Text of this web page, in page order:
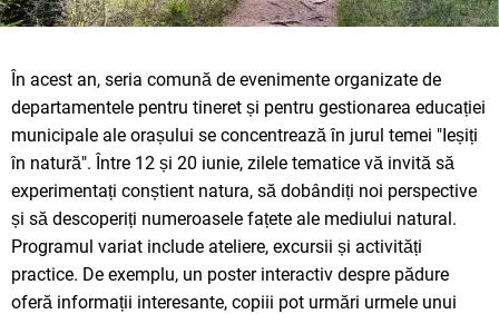
În acest an, seria comună de evenimente organizate de
departamentele pentru tineret și pentru gestionarea educației
municipale ale orașului se concentrează în jurul temei "Ieșiți
în natură". Între 12 și 20 iunie, zilele tematice vă invită să
experimentați conștient natura, să dobândiți noi perspective
și să descoperiți numeroasele fațete ale mediului natural.
Programul variat include ateliere, excursii și activități
practice. De exemplu, un poster interactiv despre pădure
oferă informații interesante, copiii pot urmări urmele unui